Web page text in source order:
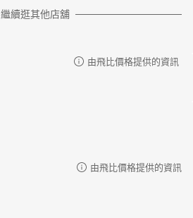
繼續逛其他店舖
由飛比價格提供的資訊
由飛比價格提供的資訊